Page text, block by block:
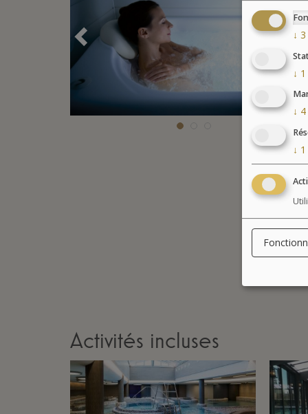
Précédent
Activités incluses
↓ 3
↓ 1
↓ 4
↓ 1